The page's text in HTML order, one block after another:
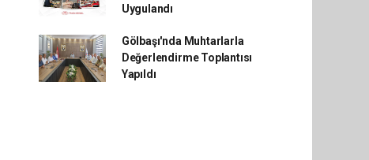
Uygulandı
Gölbaşı'nda Muhtarlarla
Değerlendirme Toplantısı
Yapıldı